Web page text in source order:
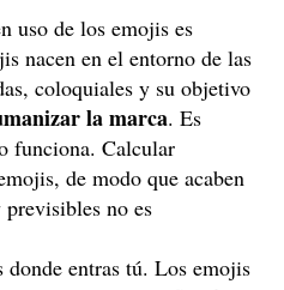
uso de los emojis es
nacen en el entorno de las
coloquiales y su objetivo
la marca. Es
funciona. Calcular
de modo que acaben
no es
donde entras tú. Los emojis